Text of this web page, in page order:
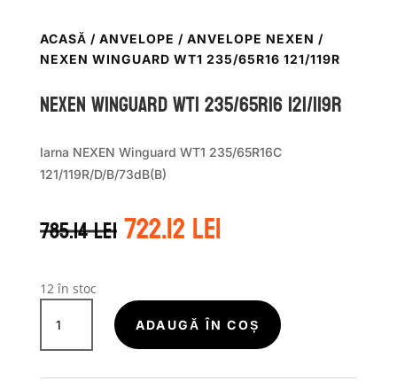
ACASĂ / ANVELOPE / ANVELOPE NEXEN /
NEXEN WINGUARD WT1 235/65R16 121/119R
Nexen WINGUARD WT1 235/65R16 121/119R
Iarna NEXEN Winguard WT1 235/65R16C
121/119R/D/B/73dB(B)
785.14leiPrețul
inițial
785.14 lei.
722.12leiPrețul
curent
12 în stoc
Cantitate
Nexen
WINGUARD
ADAUGĂ ÎN COȘ